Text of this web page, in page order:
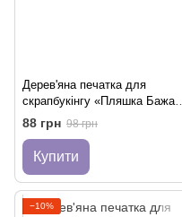
Дерев'яна печатка для
скрапбукінгу «Пляшка Бажань
з Биркою» (у коробочці)
88 грн 98 грн
Купити
−10%